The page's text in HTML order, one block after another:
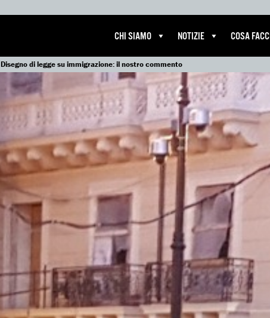
CHI SIAMO NOTIZIE COSA
Disegno di legge su immigrazione: il nostro commento